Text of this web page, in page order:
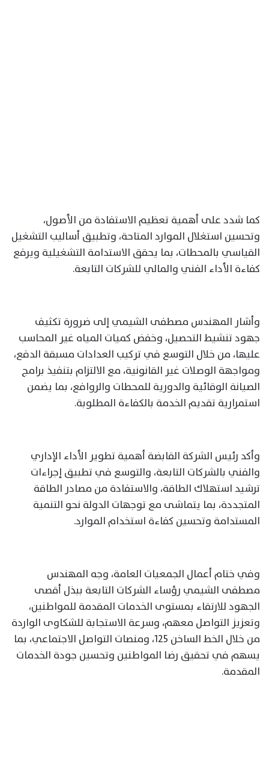
كما شدد على أهمية تعظيم الاستفادة من الأصول،
وتحسين استغلال الموارد المتاحة، وتطبيق أساليب التشغيل
القياسي بالمحطات، بما يحقق الاستدامة التشغيلية ويرفع
كفاءة الأداء الفني والمالي للشركات التابعة.
وأشار المهندس مصطفى الشيمي إلى ضرورة تكثيف
جهود تنشيط التحصيل، وخفض كميات المياه غير المحاسب
عليها، من خلال التوسع في تركيب العدادات مسبقة الدفع،
ومواجهة الوصلات غير القانونية، مع الالتزام بتنفيذ برامج
الصيانة الوقائية والدورية للمحطات والروافع، بما يضمن
استمرارية تقديم الخدمة بالكفاءة المطلوبة.
وأكد رئيس الشركة القابضة أهمية تطوير الأداء الإداري
والفني بالشركات التابعة، والتوسع في تطبيق إجراءات
ترشيد استهلاك الطاقة، والاستفادة من مصادر الطاقة
المتجددة، بما يتماشى مع توجهات الدولة نحو التنمية
المستدامة وتحسين كفاءة استخدام الموارد.
وفي ختام أعمال الجمعيات العامة، وجه المهندس
مصطفى الشيمي رؤساء الشركات التابعة ببذل أقصى
الجهود للارتقاء بمستوى الخدمات المقدمة للمواطنين،
وتعزيز التواصل معهم، وسرعة الاستجابة للشكاوى الواردة
من خلال الخط الساخن 125، ومنصات التواصل الاجتماعي، بما
يسهم في تحقيق رضا المواطنين وتحسين جودة الخدمات
المقدمة.